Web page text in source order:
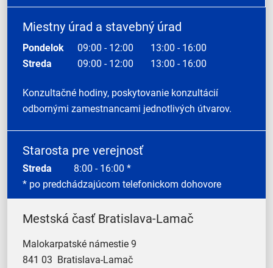
Miestny úrad a stavebný úrad
Pondelok 09:00 - 12:00
13:00 - 16:00
Streda
09:00 - 12:00 13:00 - 16:00
Konzultačné hodiny, poskytovanie konzultácií
odbornými zamestnancami jednotlivých útvarov.
Starosta pre verejnosť
Streda 8:00 - 16:00 *
* po predchádzajúcom telefonickom dohovore
Mestská časť Bratislava-Lamač
Malokarpatské námestie 9
841 03 Bratislava-Lamač